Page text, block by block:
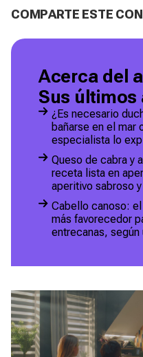
COMPARTE ESTE
Acerca del
Sus
¿Es necesario
bañarse en el mar
especialista lo
Queso de cabra y
receta lista en
aperitivo sabroso
Cabello canoso:
más favorecedor
entrecanas, según